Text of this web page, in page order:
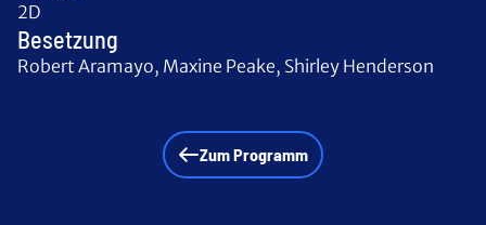
2D
Besetzung
Robert Aramayo, Maxine Peake, Shirley Henderson
Zum Programm